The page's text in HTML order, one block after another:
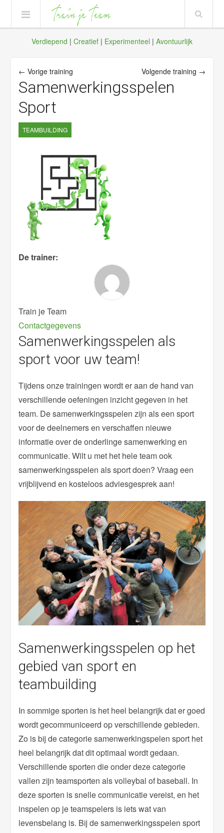
Verdiepend | Creatief | Experimenteel | Avontuurlijk
← Vorige training Volgende training →
Samenwerkingsspelen
Sport
TEAMBUILDING
De trainer:
Train je Team
Contactgegevens
Samenwerkingsspelen als
sport voor uw team!
Tijdens onze trainingen wordt er aan de hand van
verschillende oefeningen inzicht gegeven in het
team. De samenwerkingsspelen zijn als een sport
voor de deelnemers en verschaffen nieuwe
informatie over de onderlinge samenwerking en
communicatie. Wilt u met het hele team ook
samenwerkingsspelen als sport doen? Vraag een
vrijblijvend en kosteloos adviesgesprek aan!
Samenwerkingsspelen op het
gebied van sport en
teambuilding
In sommige sporten is het heel belangrijk dat er goed
wordt gecommuniceerd op verschillende gebieden.
Zo is bij de categorie samenwerkingspelen sport het
heel belangrijk dat dit optimaal wordt gedaan.
Verschillende sporten die onder deze categorie
vallen zijn teamsporten als volleybal of baseball. In
deze sporten is snelle communicatie vereist, en het
inspelen op je teamspelers is iets wat van
levensbelang is. Bij de samenwerkingsspelen sport